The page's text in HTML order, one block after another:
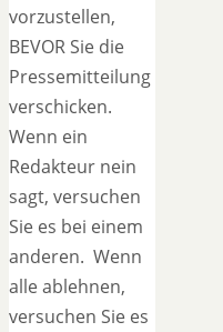
vorzustellen,
BEVOR Sie die
Pressemitteilung
verschicken.
Wenn ein
Redakteur nein
sagt, versuchen
Sie es bei einem
anderen. Wenn
alle ablehnen,
versuchen Sie es